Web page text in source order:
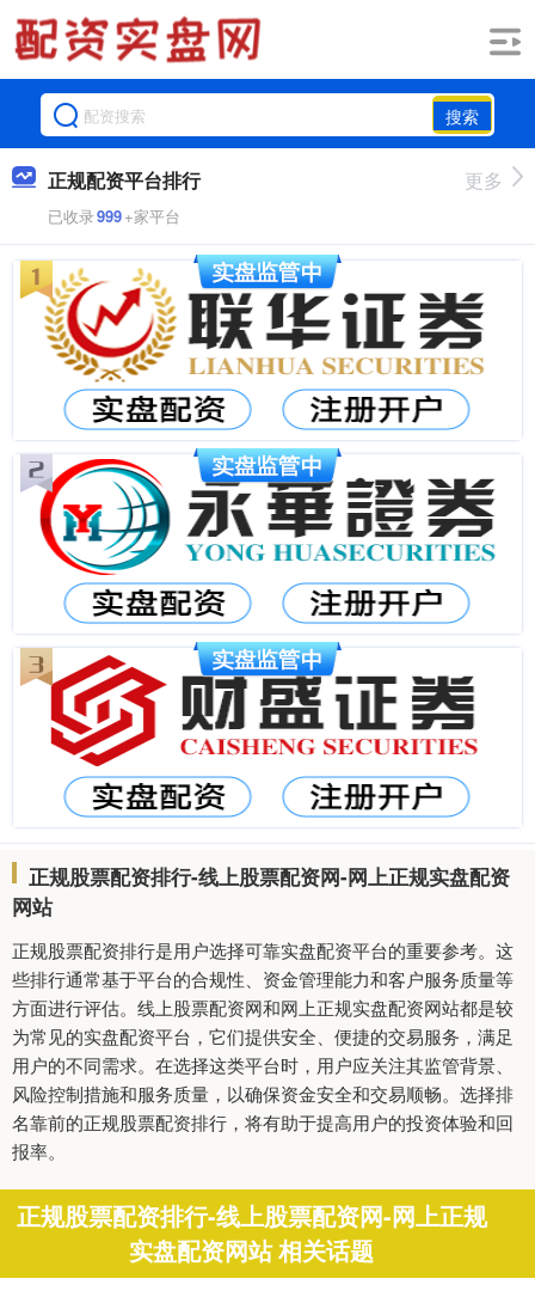
搜索
正规配资平台排行
已收录999+家平台
更多
正规股票配资排行-线上股票配资网-网上正规实盘配资
网站
正规股票配资排行是用户选择可靠实盘配资平台的重要参考。这
些排行通常基于平台的合规性、资金管理能力和客户服务质量等
方面进行评估。线上股票配资网和网上正规实盘配资网站都是较
为常见的实盘配资平台，它们提供安全、便捷的交易服务，满足
用户的不同需求。在选择这类平台时，用户应关注其监管背景、
风险控制措施和服务质量，以确保资金安全和交易顺畅。选择排
名靠前的正规股票配资排行，将有助于提高用户的投资体验和回
报率。
正规股票配资排行-线上股票配资网-网上正规
实盘配资网站 相关话题